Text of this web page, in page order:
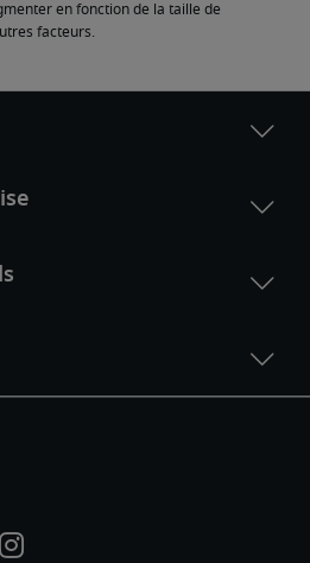
en fonction de la taille de
facteurs.